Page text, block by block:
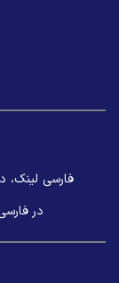
فارسی لینک،
در